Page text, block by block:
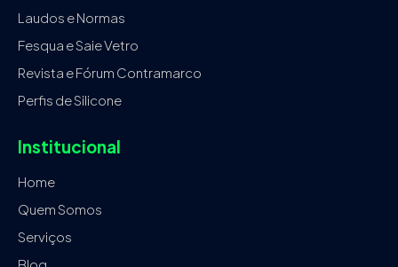
Laudos e Normas
Fesqua e Saie Vetro
Revista e Fórum Contramarco
Perfis de Silicone
Institucional
Home
Quem Somos
Serviços